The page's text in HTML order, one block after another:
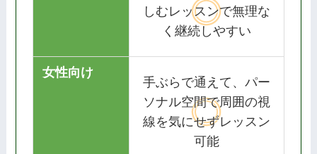
しむレッスンで無理な
く継続しやすい
女性向け
手ぶらで通えて、パー
ソナル空間で周囲の視
線を気にせずレッスン
可能